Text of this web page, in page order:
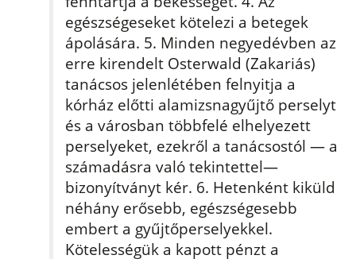
egészségeseket kötelezi a betegek
ápolására. 5. Minden negyedévben az
erre kirendelt Osterwald (Zakariás)
tanácsos jelenlétében felnyitja a
kórház előtti alamizsnagyűjtő perselyt
és a városban többfelé elhelyezett
perselyeket, ezekről a tanácsostól — a
számadásra való tekintettel—
bizonyítványt kér. 6. Hetenként kiküld
néhány erősebb, egészségesebb
embert a gyűjtőperselyekkel.
Kötelességük a kapott pénzt a